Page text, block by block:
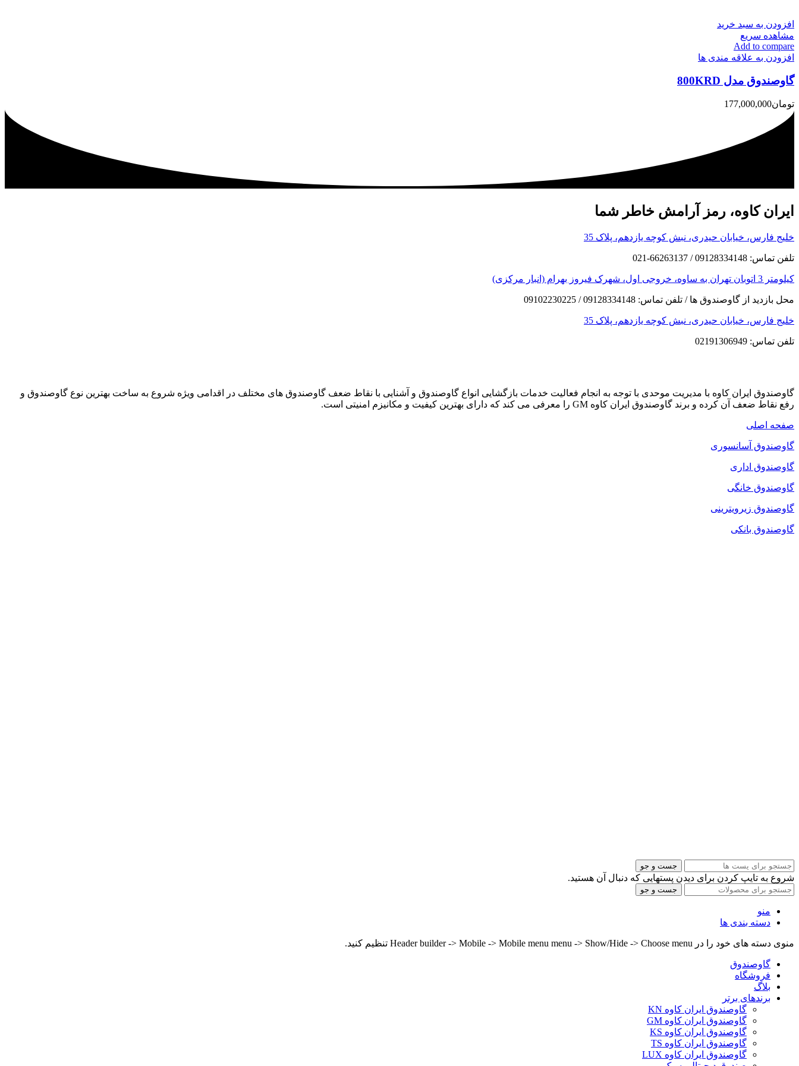
افزودن به سبد خرید
مشاهده سریع
Add to compare
افزودن به علاقه مندی ها
گاوصندوق مدل 800KRD
تومان177,000,000
ایران کاوه، رمز آرامش خاطر شما
خلیج فارس، خیابان حیدری، نبش کوچه یازدهم، پلاک 35
تلفن تماس: 09128334148 / 66263137-021
کیلومتر 3 اتوبان تهران به ساوه، خروجی اول، شهرک فیروز بهرام (انبار مرکزی)
محل بازدید از گاوصندوق ها / تلفن تماس: 09128334148 / 09102230225
خلیج فارس، خیابان حیدری، نبش کوچه یازدهم، پلاک 35
تلفن تماس: 02191306949
گاوصندوق ایران کاوه با مدیریت موحدی با توجه به انجام فعالیت خدمات بازگشایی انواع گاوصندوق و آشنایی با نقاط ضعف گاوصندوق های مختلف در اقدامی ویژه شروع به ساخت بهترین نوع گاوصندوق و
رفع نقاط ضعف آن کرده و برند گاوصندوق ایران کاوه GM را معرفی می کند که دارای بهترین کیفیت و مکانیزم امنیتی است.
صفحه اصلی
گاوصندوق آسانسوری
گاوصندوق اداری
گاوصندوق خانگی
گاوصندوق زیرویترینی
گاوصندوق بانکی
جست و جو
شروع به تایپ کردن برای دیدن پستهایی که دنبال آن هستید.
جست و جو
منو
دسته بندی ها
منوی دسته های خود را در Header builder -> Mobile -> Mobile menu menu -> Show/Hide -> Choose menu تنظیم کنید.
گاوصندوق
فروشگاه
بلاگ
برندهای برتر
گاوصندوق ایران کاوه KN
گاوصندوق ایران کاوه GM
گاوصندوق ایران کاوه KS
گاوصندوق ایران کاوه TS
گاوصندوق ایران کاوه LUX